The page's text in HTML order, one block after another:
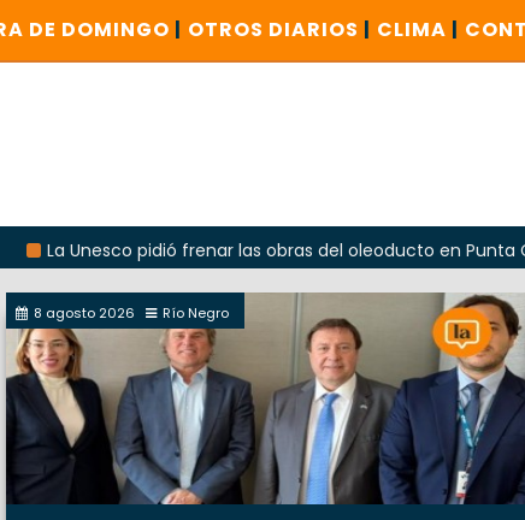
DE DOMINGO | OTROS DIARIOS | CLIMA |
pidió frenar las obras del oleoducto en Punta Colorada
8 agosto 2026 Río Negro